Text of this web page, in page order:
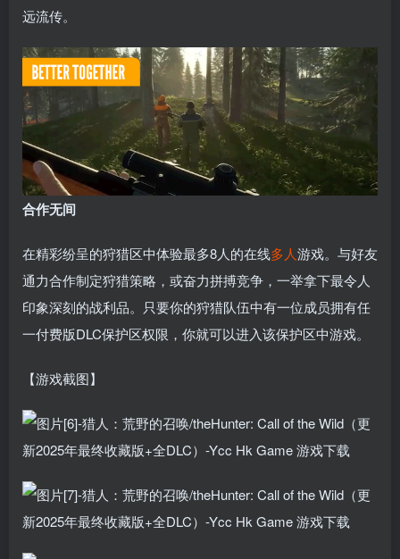
远流传。
合作无间
在精彩纷呈的狩猎区中体验最多8人的在线多人游戏。与好友
通力合作制定狩猎策略，或奋力拼搏竞争，一举拿下最令人
印象深刻的战利品。只要你的狩猎队伍中有一位成员拥有任
一付费版DLC保护区权限，你就可以进入该保护区中游戏。
【游戏截图】